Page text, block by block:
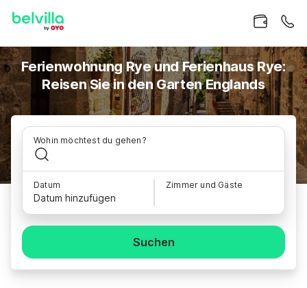
Ferienwohnung Rye und Ferienhaus Rye:
Reisen Sie in den Garten Englands
Wohin möchtest du gehen?
Datum
Datum hinzufügen
Zimmer und Gäste
Suchen